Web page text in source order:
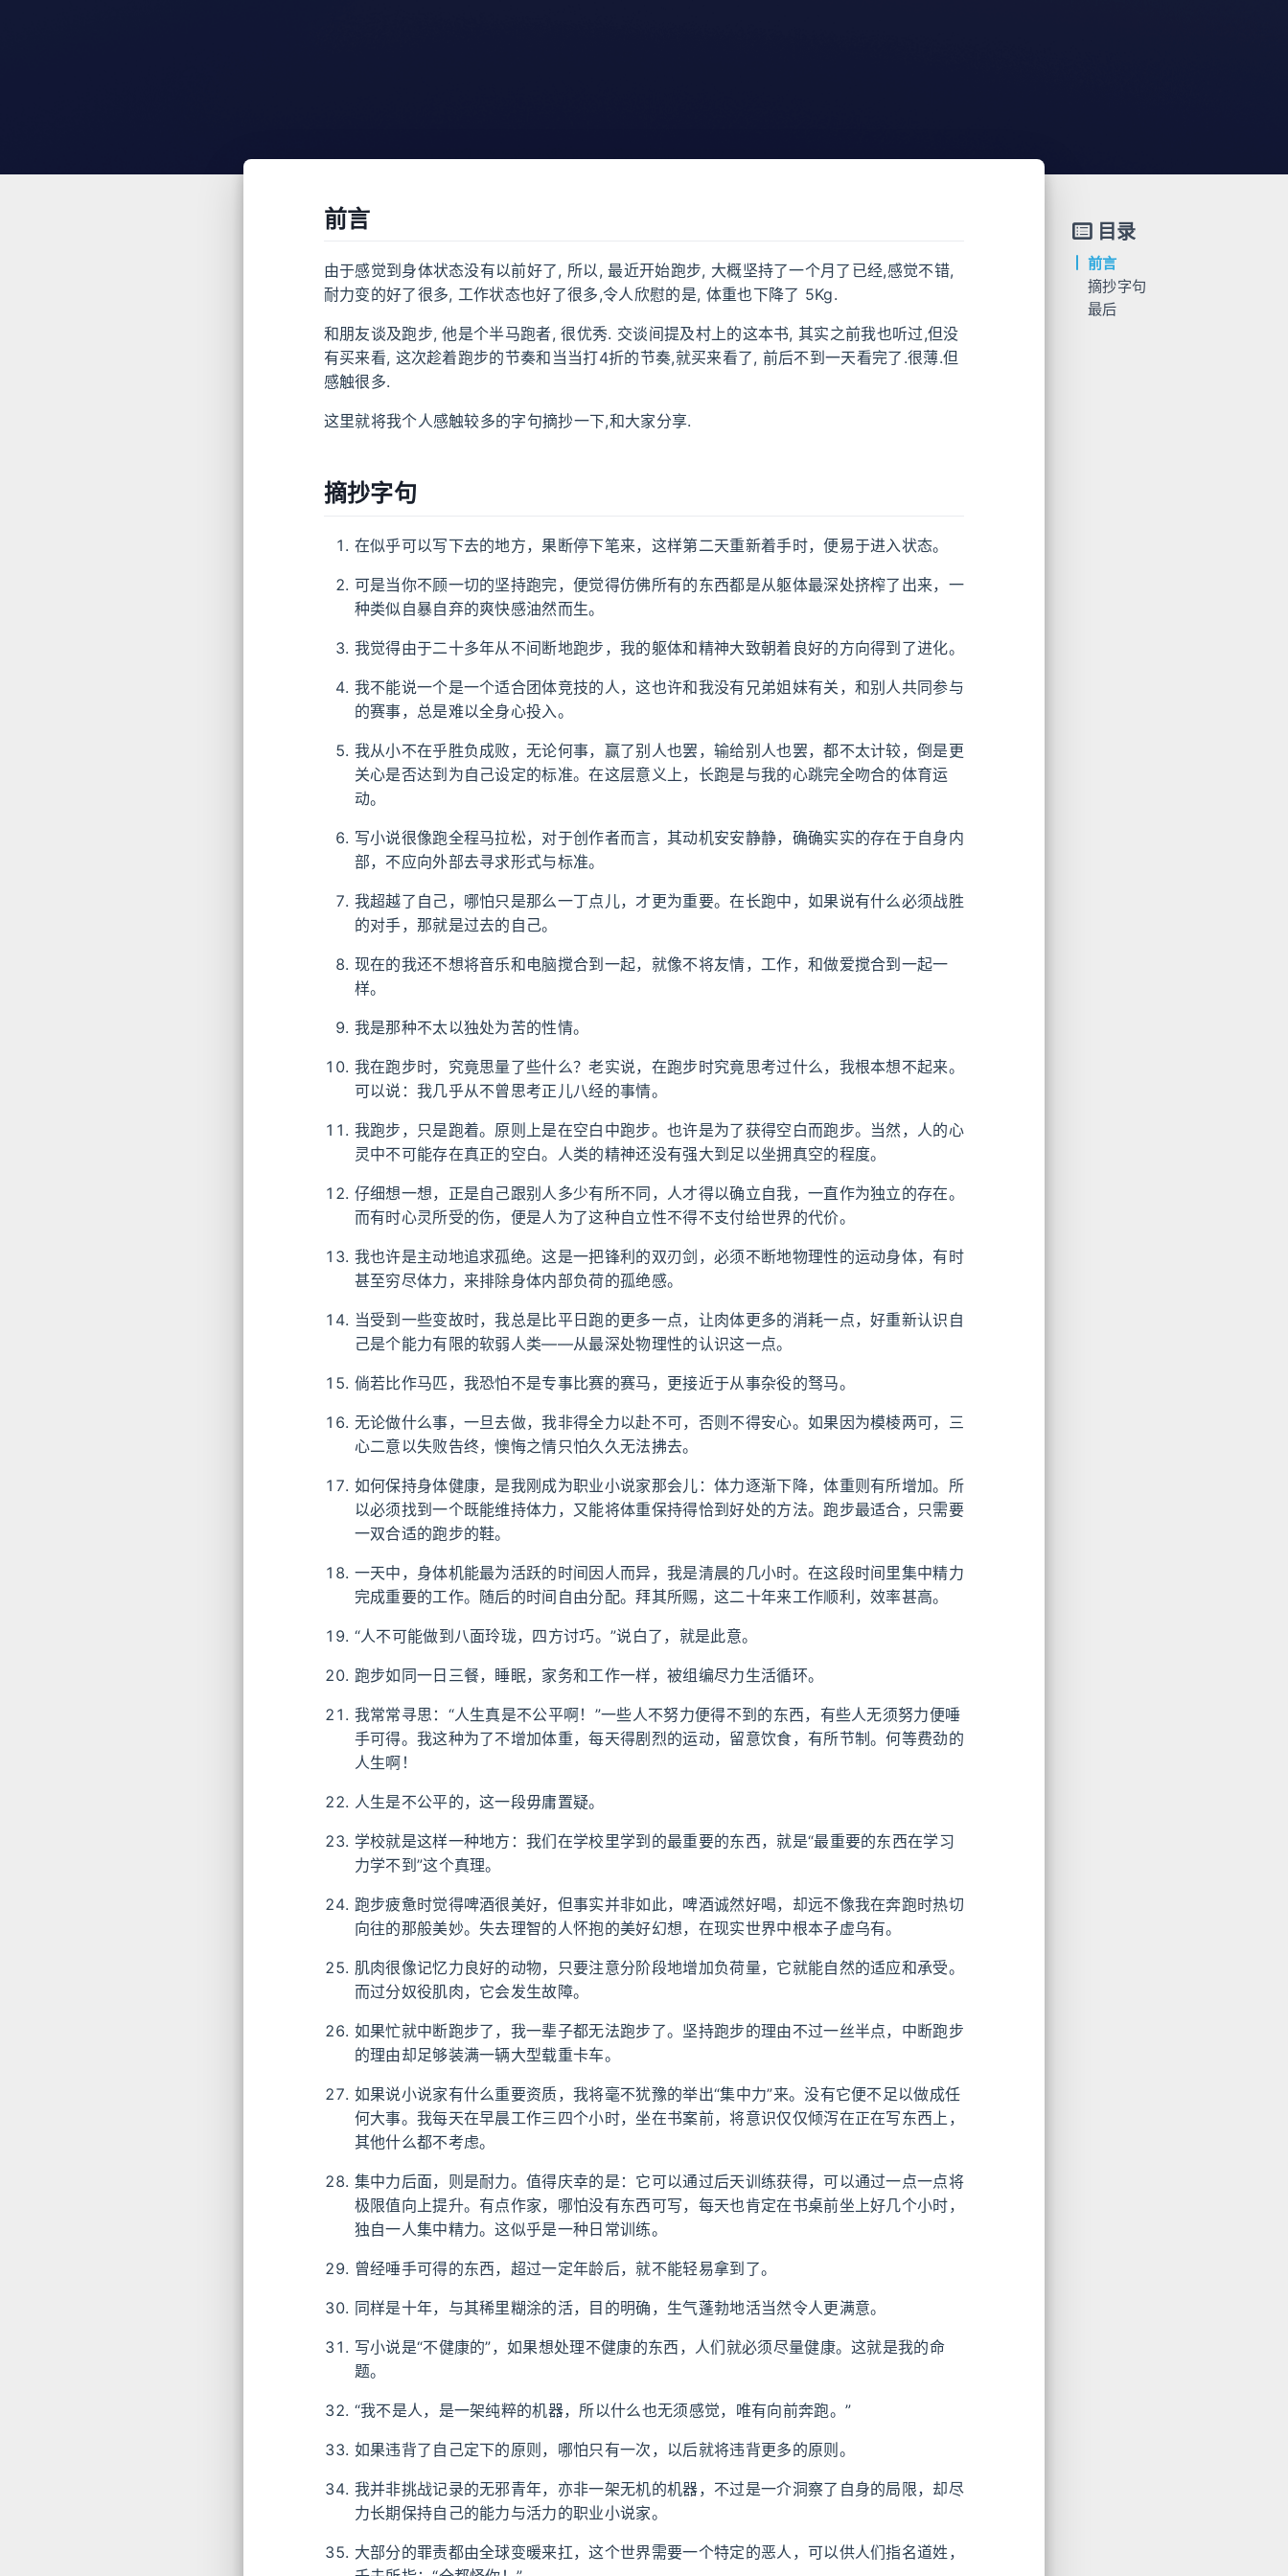
前言
由于感觉到身体状态没有以前好了, 所以, 最近开始跑步, 大概坚持了一个月了已经,感觉不错,
耐力变的好了很多, 工作状态也好了很多,令人欣慰的是, 体重也下降了 5Kg.
和朋友谈及跑步, 他是个半马跑者, 很优秀. 交谈间提及村上的这本书, 其实之前我也听过,但没
有买来看, 这次趁着跑步的节奏和当当打4折的节奏,就买来看了, 前后不到一天看完了.很薄.但
感触很多.
这里就将我个人感触较多的字句摘抄一下,和大家分享.
摘抄字句
在似乎可以写下去的地方，果断停下笔来，这样第二天重新着手时，便易于进入状态。
可是当你不顾一切的坚持跑完，便觉得仿佛所有的东西都是从躯体最深处挤榨了出来，一
种类似自暴自弃的爽快感油然而生。
我觉得由于二十多年从不间断地跑步，我的躯体和精神大致朝着良好的方向得到了进化。
我不能说一个是一个适合团体竞技的人，这也许和我没有兄弟姐妹有关，和别人共同参与
的赛事，总是难以全身心投入。
我从小不在乎胜负成败，无论何事，赢了别人也罢，输给别人也罢，都不太计较，倒是更
关心是否达到为自己设定的标准。在这层意义上，长跑是与我的心跳完全吻合的体育运
动。
写小说很像跑全程马拉松，对于创作者而言，其动机安安静静，确确实实的存在于自身内
部，不应向外部去寻求形式与标准。
我超越了自己，哪怕只是那么一丁点儿，才更为重要。在长跑中，如果说有什么必须战胜
的对手，那就是过去的自己。
现在的我还不想将音乐和电脑搅合到一起，就像不将友情，工作，和做爱搅合到一起一
样。
我是那种不太以独处为苦的性情。
我在跑步时，究竟思量了些什么？老实说，在跑步时究竟思考过什么，我根本想不起来。
可以说：我几乎从不曾思考正儿八经的事情。
我跑步，只是跑着。原则上是在空白中跑步。也许是为了获得空白而跑步。当然，人的心
灵中不可能存在真正的空白。人类的精神还没有强大到足以坐拥真空的程度。
仔细想一想，正是自己跟别人多少有所不同，人才得以确立自我，一直作为独立的存在。
而有时心灵所受的伤，便是人为了这种自立性不得不支付给世界的代价。
我也许是主动地追求孤绝。这是一把锋利的双刃剑，必须不断地物理性的运动身体，有时
甚至穷尽体力，来排除身体内部负荷的孤绝感。
当受到一些变故时，我总是比平日跑的更多一点，让肉体更多的消耗一点，好重新认识自
己是个能力有限的软弱人类——从最深处物理性的认识这一点。
倘若比作马匹，我恐怕不是专事比赛的赛马，更接近于从事杂役的驽马。
无论做什么事，一旦去做，我非得全力以赴不可，否则不得安心。如果因为模棱两可，三
心二意以失败告终，懊悔之情只怕久久无法拂去。
如何保持身体健康，是我刚成为职业小说家那会儿：体力逐渐下降，体重则有所增加。所
以必须找到一个既能维持体力，又能将体重保持得恰到好处的方法。跑步最适合，只需要
一双合适的跑步的鞋。
一天中，身体机能最为活跃的时间因人而异，我是清晨的几小时。在这段时间里集中精力
完成重要的工作。随后的时间自由分配。拜其所赐，这二十年来工作顺利，效率甚高。
“人不可能做到八面玲珑，四方讨巧。”说白了，就是此意。
跑步如同一日三餐，睡眠，家务和工作一样，被组编尽力生活循环。
我常常寻思：“人生真是不公平啊！”一些人不努力便得不到的东西，有些人无须努力便唾
手可得。我这种为了不增加体重，每天得剧烈的运动，留意饮食，有所节制。何等费劲的
人生啊！
人生是不公平的，这一段毋庸置疑。
学校就是这样一种地方：我们在学校里学到的最重要的东西，就是“最重要的东西在学习
力学不到”这个真理。
跑步疲惫时觉得啤酒很美好，但事实并非如此，啤酒诚然好喝，却远不像我在奔跑时热切
向往的那般美妙。失去理智的人怀抱的美好幻想，在现实世界中根本子虚乌有。
肌肉很像记忆力良好的动物，只要注意分阶段地增加负荷量，它就能自然的适应和承受。
而过分奴役肌肉，它会发生故障。
如果忙就中断跑步了，我一辈子都无法跑步了。坚持跑步的理由不过一丝半点，中断跑步
的理由却足够装满一辆大型载重卡车。
如果说小说家有什么重要资质，我将毫不犹豫的举出“集中力”来。没有它便不足以做成任
何大事。我每天在早晨工作三四个小时，坐在书案前，将意识仅仅倾泻在正在写东西上，
其他什么都不考虑。
集中力后面，则是耐力。值得庆幸的是：它可以通过后天训练获得，可以通过一点一点将
极限值向上提升。有点作家，哪怕没有东西可写，每天也肯定在书桌前坐上好几个小时，
独自一人集中精力。这似乎是一种日常训练。
曾经唾手可得的东西，超过一定年龄后，就不能轻易拿到了。
同样是十年，与其稀里糊涂的活，目的明确，生气蓬勃地活当然令人更满意。
写小说是“不健康的”，如果想处理不健康的东西，人们就必须尽量健康。这就是我的命
题。
“我不是人，是一架纯粹的机器，所以什么也无须感觉，唯有向前奔跑。”
如果违背了自己定下的原则，哪怕只有一次，以后就将违背更多的原则。
我并非挑战记录的无邪青年，亦非一架无机的机器，不过是一介洞察了自身的局限，却尽
力长期保持自己的能力与活力的职业小说家。
大部分的罪责都由全球变暖来扛，这个世界需要一个特定的恶人，可以供人们指名道姓，
目录
前言
摘抄字句
最后